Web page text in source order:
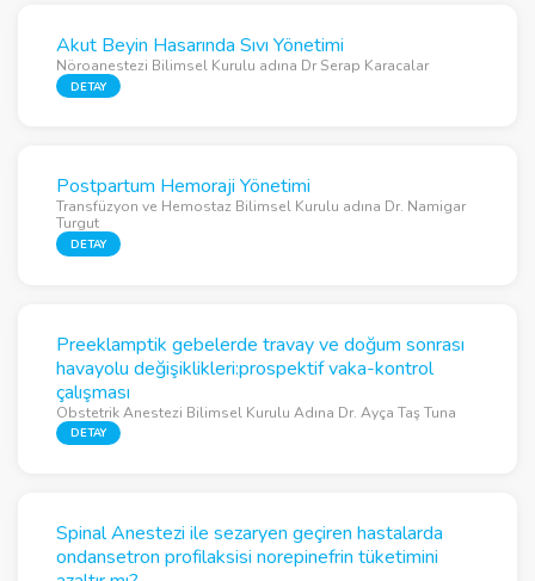
Akut Beyin Hasarında Sıvı Yönetimi
Nöroanestezi Bilimsel Kurulu adına Dr Serap Karacalar
DETAY
Postpartum Hemoraji Yönetimi
Transfüzyon ve Hemostaz Bilimsel Kurulu adına Dr. Namigar
Turgut
DETAY
Preeklamptik gebelerde travay ve doğum sonrası
havayolu değişiklikleri:prospektif vaka-kontrol
çalışması
Obstetrik Anestezi Bilimsel Kurulu Adına Dr. Ayça Taş Tuna
DETAY
Spinal Anestezi ile sezaryen geçiren hastalarda
ondansetron profilaksisi norepinefrin tüketimini